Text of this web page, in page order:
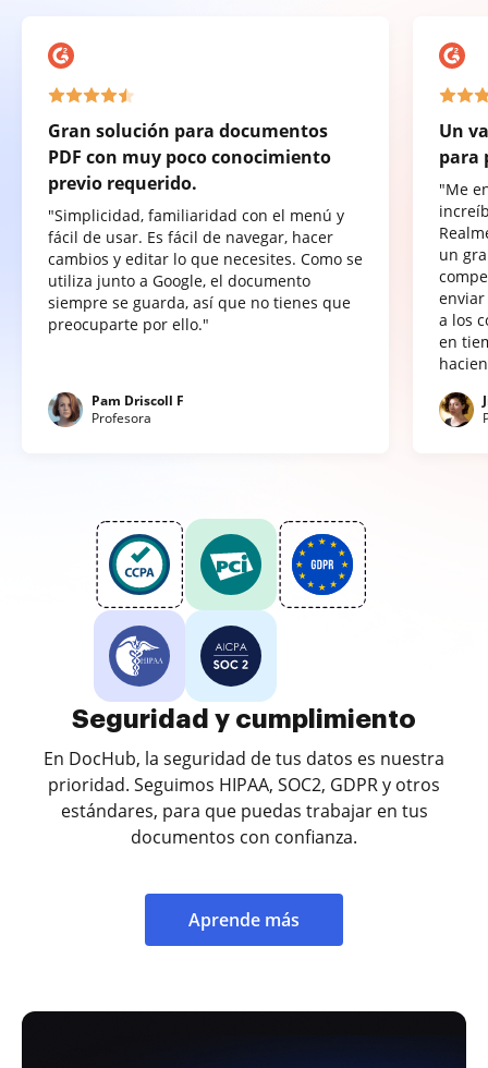
Gran solución para documentos
PDF con muy poco conocimiento
previo requerido.
"Simplicidad, familiaridad con el menú y
fácil de usar. Es fácil de navegar, hacer
cambios y editar lo que necesites. Como se
utiliza junto a Google, el documento
siempre se guarda, así que no tienes que
preocuparte por ello."
Pam Driscoll F
Profesora
Un
para
"Me
un
a los
en
Seguridad y cumplimiento
En DocHub, la seguridad de tus datos es nuestra
prioridad. Seguimos HIPAA, SOC2, GDPR y otros
estándares, para que puedas trabajar en tus
documentos con confianza.
Aprende más